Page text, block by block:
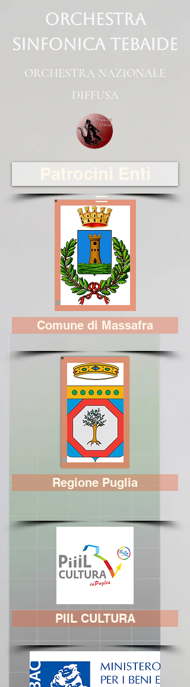
ORCHESTRA
SINFONICA TEBAIDE
ORCHESTRA NAZIONALE
DIFFUSA
Comune di Massafra
Regione Puglia
PIIL CULTURA